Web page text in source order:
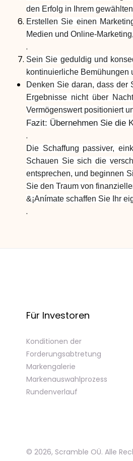
den Erfolg in Ihrem
Erstellen Sie einen
Medien und Online-
.
Sein Sie geduldig und
kontinuierliche Bemühungen
Denken Sie daran, dass der
Ergebnisse nicht über
Vermögenswert positioniert
Fazit: Übernehmen Sie die
.
Die Schaffung passiver,
Schauen Sie sich die
entsprechen, und beginnen
Sie den Traum von
&¡Anímate schaffen Sie Ihr
.
Für Investoren
Konditionen der
Forderungsabtretung
Markengalerie
Markenauswahlprozess
Rundenverlauf
© 2026, Scramble OÜ. Alle